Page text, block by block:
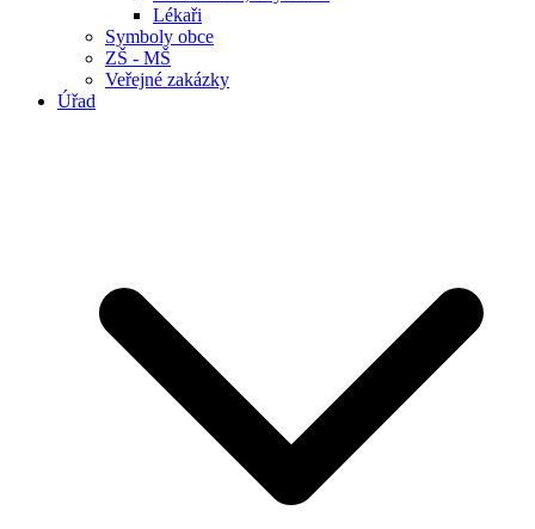
Lékaři
Symboly obce
ZŠ - MŠ
Veřejné zakázky
Úřad